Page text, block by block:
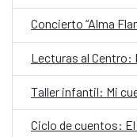
Concierto “Alma
Lecturas al Centro:
Taller infantil: Mi
Ciclo de cuentos: